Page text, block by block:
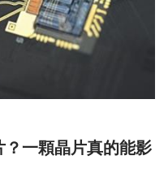
一顆晶片真的能影